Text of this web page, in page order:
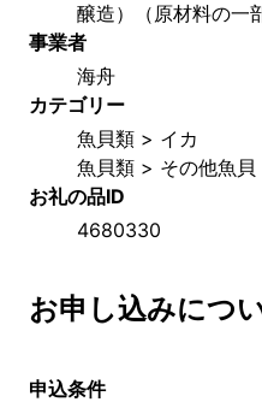
醸造）（原材料の一
事業者
海舟
カテゴリー
魚貝類 > イカ
魚貝類 > その他魚
お礼の品ID
4680330
お申し込みにつ
申込条件